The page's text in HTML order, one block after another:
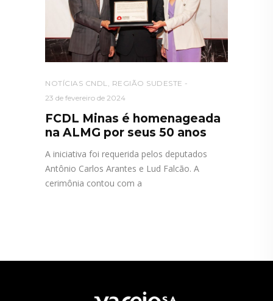
NOTÍCIAS CNDL
REGIÃO SUDESTE
23 de fevereiro de 2024
FCDL Minas é homenageada
na ALMG por seus 50 anos
A iniciativa foi requerida pelos deputados
Antônio Carlos Arantes e Lud Falcão. A
cerimônia contou com a